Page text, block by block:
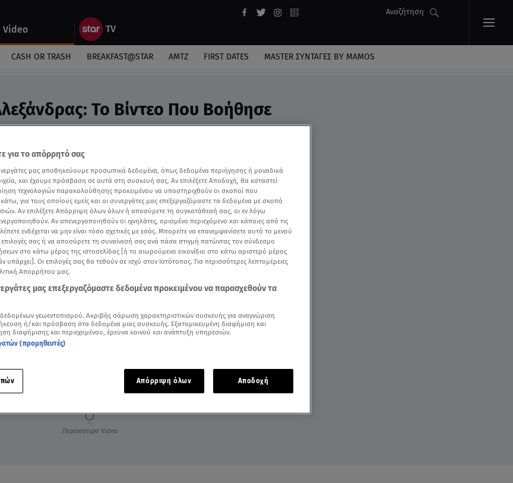
Video
Αναζήτηση
CASH OR TRASH BREAKFAST@STAR ΑΜΤΖ FIRST DATES MASTER ΣΥΝΤΑΓΈΣ BY MAMOS
Το Βίντεο Που Βοήθησε
άτομα
Περισσότερα Video
για το απόρρητό σας
μας αποθηκεύουμε προσωπικά δεδομένα, όπως δεδομένα περιήγησης ή μοναδικά
και έχουμε πρόσβαση σε αυτά στη συσκευή σας. Αν επιλέξετε Αποδοχή, θα καταστεί
τεχνολογιών παρακολούθησης προκειμένου να υποστηριχθούν οι σκοποί που
για τους οποίους εμείς και οι συνεργάτες μας επεξεργαζόμαστε τα δεδομένα με σκοπό
Αν επιλέξετε Απόρριψη όλων όλων ή αποσύρετε τη συγκατάθεσή σας, οι εν λόγω
Αν απενεργοποιηθούν οι ιχνηλάτες, ορισμένο περιεχόμενο και κάποιες από τις
ενδέχεται να μην είναι τόσο σχετικές με εσάς. Μπορείτε να επανεμφανίσετε αυτό το μενού
επιλογές σας ή να αποσύρετε τη συναίνεσή σας ανά πάσα στιγμή πατώντας τον σύνδεσμο
στο κάτω μέρος της ιστοσελίδας [ή το αιωρούμενο εικονίδιο στο κάτω αριστερό μέρος
υπάρχει]. Οι επιλογές σας θα τεθούν σε ισχύ στον Ιστότοπος. Για περισσότερες λεπτομέρειες
Απορρήτου μας.
μας επεξεργαζόμαστε δεδομένα προκειμένου να παρασχεθούν τα
γεωεντοπισμού. Ακριβής σάρωση χαρακτηριστικών συσκευής για αναγνώριση
ή/και πρόσβαση στα δεδομένα μιας συσκευής. Εξατομικευμένη διαφήμιση και
διαφήμισης και περιεχομένου, έρευνα κοινού και ανάπτυξη υπηρεσιών.
(προμηθευτές)
Απόρριψη όλων Αποδοχή